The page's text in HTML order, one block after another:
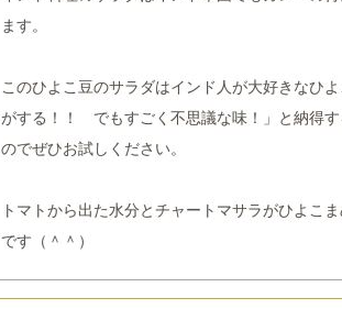
ます。
このひよこ豆のサラダはインド人が大好きなひ
がする！！ でもすごく不思議な味！」と納得
のでぜひお試しください。
トマトから出た水分とチャートマサラがひよこ
です（＾＾）